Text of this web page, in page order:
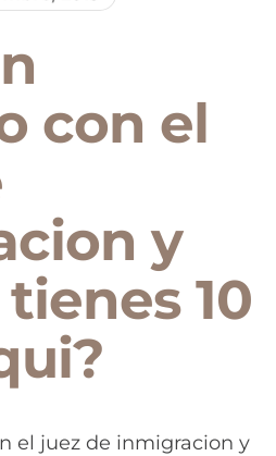
con el
y
10
el juez de inmigracion y